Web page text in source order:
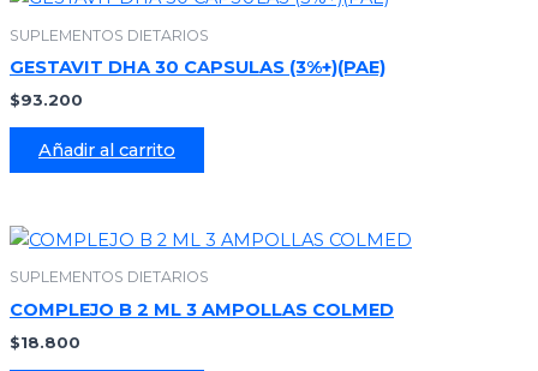
SUPLEMENTOS DIETARIOS
GESTAVIT DHA 30 CAPSULAS (3%+)(PAE)
$93.200
Añadir al carrito
SUPLEMENTOS DIETARIOS
COMPLEJO B 2 ML 3 AMPOLLAS COLMED
$18.800